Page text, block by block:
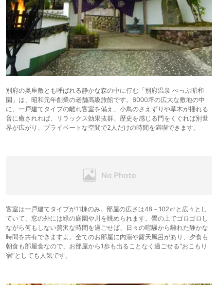
別府の奥座敷とも呼ばれる静かな森の中に佇む「別府温泉 べっぷ昭和
園」は、昭和元年創業の老舗高級旅館です。6000坪の広大な敷地の中
に、一戸建てタイプの離れ客室を備え、小鳥のさえずりや草木が揺れる
音に癒されれば、リラックス効果抜群。歴史を感じる門をくぐれば別世
界が広がり、プライベートな空間で2人だけの時間を満喫できます。
客室は一戸建てタイプが11棟のみ。部屋の広さは48～102㎡と広々とし
ていて、窓の外には緑の庭園や川を眺められます。畳の上でゴロゴロし
ながら何もしない贅沢な時間を過ごせば、日々の喧騒から離れた静かな
時間を共有できますよ。全てのお部屋に内湯や露天風呂があり、夕食も
朝食も部屋食なので、お部屋から1歩も出ることなく過ごせる“おこもり
宿”としても人気です。